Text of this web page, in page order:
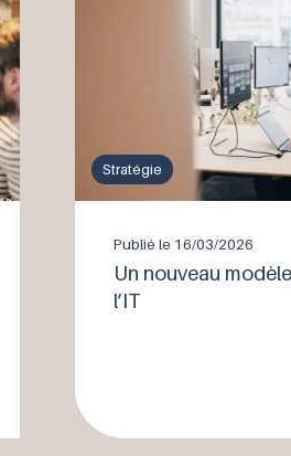
Stratégie
Publié le 16/03/2026
Un nouveau
l’IT